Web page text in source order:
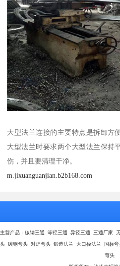
大型法兰连接的主要特点是拆卸方
大型法兰时要求两个大型法兰保持
伤，并且要清理干净。
m.jixuanguanjian.b2b168.com
主营产品：碳钢三通 等径三通 异径三通 三通厂家
头 碳钢弯头 对焊弯头 锻造法兰 大口径法兰 国标
弯头